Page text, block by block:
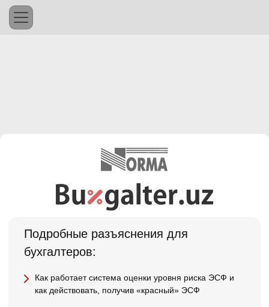
Подробные разъяснения для
бухгалтеров:
Как работает система оценки уровня риска ЭСФ и
как действовать, получив «красный» ЭСФ